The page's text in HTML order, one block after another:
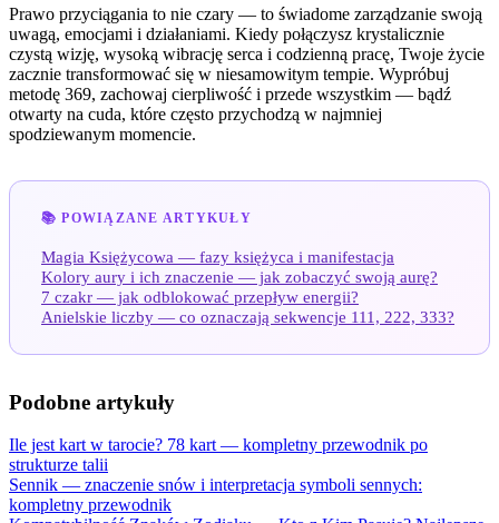
Prawo przyciągania to nie czary — to świadome zarządzanie swoją
uwagą, emocjami i działaniami. Kiedy połączysz krystalicznie
czystą wizję, wysoką wibrację serca i codzienną pracę, Twoje życie
zacznie transformować się w niesamowitym tempie. Wypróbuj
metodę 369, zachowaj cierpliwość i przede wszystkim — bądź
otwarty na cuda, które często przychodzą w najmniej
spodziewanym momencie.
📚 POWIĄZANE ARTYKUŁY
Magia Księżycowa — fazy księżyca i manifestacja
Kolory aury i ich znaczenie — jak zobaczyć swoją aurę?
7 czakr — jak odblokować przepływ energii?
Anielskie liczby — co oznaczają sekwencje 111, 222, 333?
Podobne artykuły
Ile jest kart w tarocie? 78 kart — kompletny przewodnik po
strukturze talii
Sennik — znaczenie snów i interpretacja symboli sennych:
kompletny przewodnik